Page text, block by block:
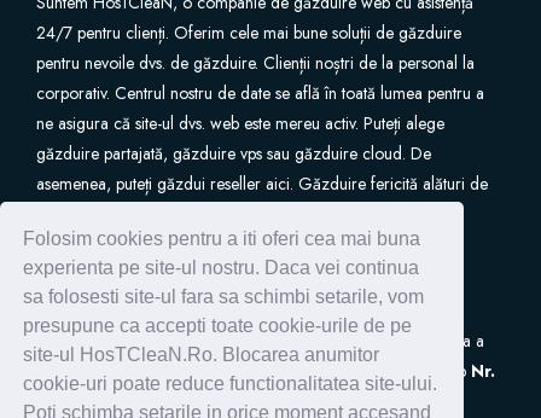
Folosim cookies pentru a iti oferi cea mai buna
experienta pe site-ul nostru. Daca vei continua
sa folosesti site-ul fara sa schimbi setarile, vom
presupune ca accepti toate cookie-urile de pe
site-ul HosTCleaN.Ro. Blocarea anumitor
cookie-uri poate reduce functionalitatea site-ului.
Poti schimba setarile in orice moment accesand
Site & Server Monitoring
VPN
Înregistrare domeniu nou
Transfer domenii
24/7 pentru clienți. Oferim cele mai bune soluții de găzduire
pentru nevoile dvs. de găzduire. Clienții noștri de la personal la
corporativ. Centrul nostru de date se află în toată lumea pentru a
ne asigura că site-ul dvs. web este mereu activ. Puteți alege
găzduire partajată, găzduire vps sau găzduire cloud. De
asemenea, puteți găzdui reseller aici. Găzduire fericită alături de
S.C. HostClean S.R.L
este inscrisa in Registrul de Evidenta a
Prelucrarilor de Date cu Caracter Personal (ANSPDCP) sub Nr.
0005266